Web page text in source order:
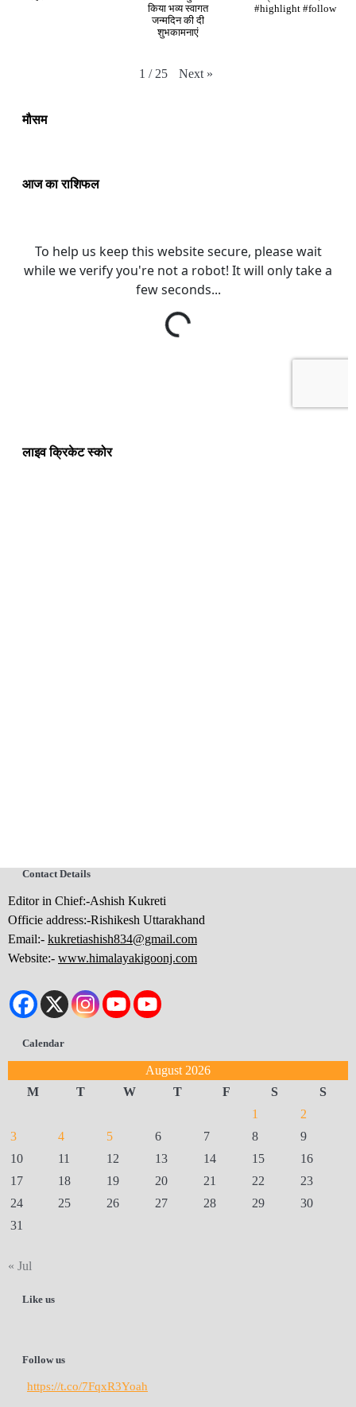
किया भव्य स्वागत
जन्मदिन की दी
शुभकामनाएं
#highlight #follow
1 / 25 Next »
मौसम
आज का राशिफल
लाइव क्रिकेट स्कोर
Contact Details
Editor in Chief:-Ashish Kukreti
Officie address:-Rishikesh Uttarakhand
Email:- kukretiashish834@gmail.com
Website:- www.himalayakigoonj.com
Calendar
August 2026
M
T W T F S
S
1
2
3
4 5 6 7 8
9
10
11 12 13 14 15
16
17
18 19 20 21 22
23
24
25 26 27 28 29
30
31
« Jul
Like us
Follow us
https://t.co/7FqxR3Yoah